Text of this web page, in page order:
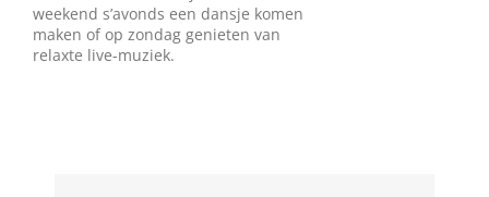
weekend s’avonds een dansje komen
maken of op zondag genieten van
relaxte live-muziek.